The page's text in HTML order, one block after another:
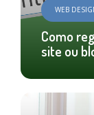
WEB
Como
site ou